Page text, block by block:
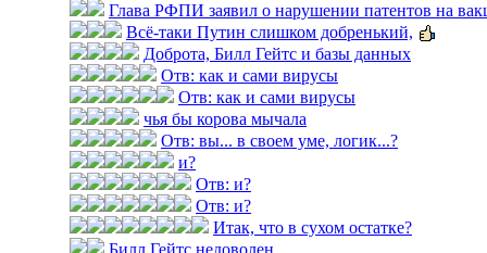
Глава РФПИ заявил о нарушении патентов на
Всё-таки Путин слишком добренький,
Доброта, Билл Гейтс и базы данных
Отв: как и сами вирусы
Отв: как и сами вирусы
чья бы корова мычала
Отв: вы... в своем уме, логик...?
и?
Отв: и?
Отв: и?
Итак, что в сухом остатке?
Билл Гейтс недоволен